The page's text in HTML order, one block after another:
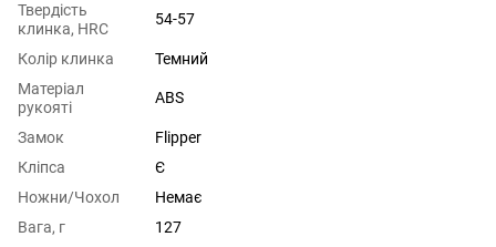
Твердість
клинка, HRC
54-57
Колір клинка
Темний
Матеріал
рукояті
ABS
Замок
Flipper
Кліпса
Є
Ножни/Чохол
Немає
Вага, г
127